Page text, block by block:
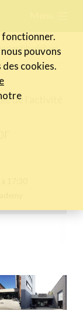
webbedrijven
de l'activité
17:30
fonctionner.
pouvons
cookies.